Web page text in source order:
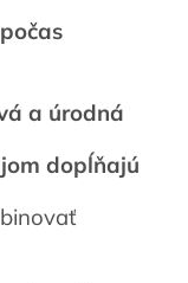
a úrodná
dopĺňajú